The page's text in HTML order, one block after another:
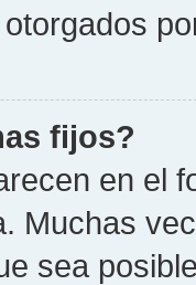
fijos?
en el
Muchas
sea